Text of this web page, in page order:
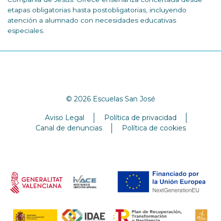
etapas obligatorias hasta postobligatorias, incluyendo
atención a alumnado con necesidades educativas
especiales.
© 2026 Escuelas San José
Aviso Legal
Política de privacidad
Canal de denuncias
Política de cookies